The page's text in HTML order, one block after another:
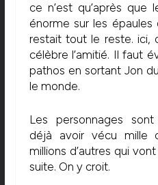
ce n’est qu’après
énorme sur les épaules
restait tout le reste. ici,
célèbre l’amitié. Il faut
pathos en sortant Jon
le monde.
Les personnages
déjà avoir vécu mille
millions d’autres qui
suite. On y croit.